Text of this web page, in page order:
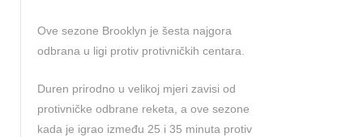
Ove sezone Brooklyn je šesta najgora
odbrana u ligi protiv protivničkih centara.
Duren prirodno u velikoj mjeri zavisi od
protivničke odbrane reketa, a ove sezone
kada je igrao između 25 i 35 minuta protiv